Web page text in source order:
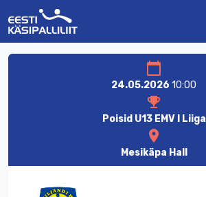
calendar_today
24.05.2026 10:00
emoji_events
Poisid U13 EMV I Liiga
location_on
Mesikäpa Hall